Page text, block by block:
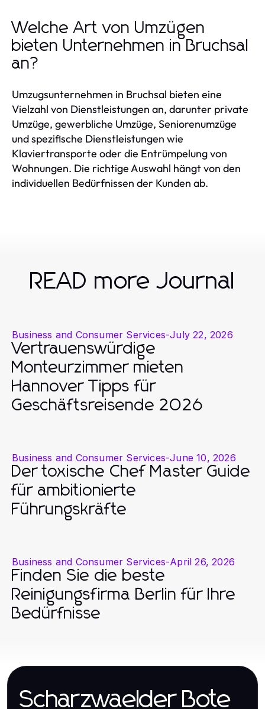
Welche Art von Umzügen
bieten Unternehmen in Bruchsal
an?
Umzugsunternehmen in Bruchsal bieten eine
Vielzahl von Dienstleistungen an, darunter private
Umzüge, gewerbliche Umzüge, Seniorenumzüge
und spezifische Dienstleistungen wie
Klaviertransporte oder die Entrümpelung von
Wohnungen. Die richtige Auswahl hängt von den
individuellen Bedürfnissen der Kunden ab.
READ more Journal
Business and Consumer Services-July 22, 2026
Vertrauenswürdige
Monteurzimmer mieten
Hannover Tipps für
Geschäftsreisende 2026
Business and Consumer Services-June 10, 2026
Der toxische Chef Master Guide
für ambitionierte
Führungskräfte
Business and Consumer Services-April 26, 2026
Finden Sie die beste
Reinigungsfirma Berlin für Ihre
Bedürfnisse
Scharzwaelder Bote